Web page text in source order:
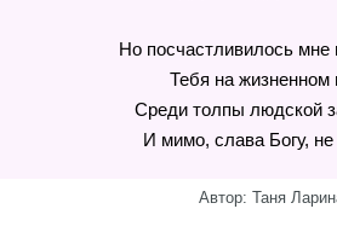
Но посчастливилось мне
Тебя на жизненном
Среди толпы людской
И мимо, слава Богу, не
Автор: Таня